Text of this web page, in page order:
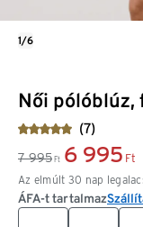
Női pólóblúz,
(7)
7 995 Ft 6 995 Ft
Az elmúlt 30 nap
ÁFA-t tartalmaz
1/6